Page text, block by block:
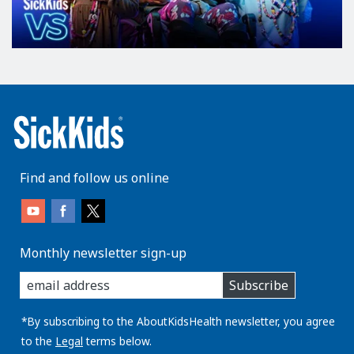
Find and follow us online
Monthly newsletter sign-up
enter
you
email
address:
Subscribe
*By subscribing to the AboutKidsHealth newsletter, you agree
to the Legal terms below.